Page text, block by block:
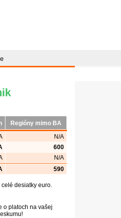
Regióny mimo BA
N/A
600
N/A
590
desiatky euro.
o platoch na vašej